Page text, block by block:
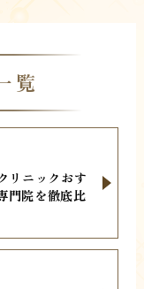
覧
リニックおす
門院を徹底比